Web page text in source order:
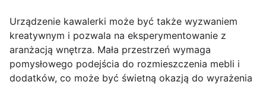
Urządzenie kawalerki może być także wyzwaniem
kreatywnym i pozwala na eksperymentowanie z
aranżacją wnętrza. Mała przestrzeń wymaga
pomysłowego podejścia do rozmieszczenia mebli i
dodatków, co może być świetną okazją do wyrażenia